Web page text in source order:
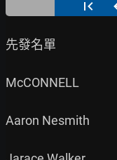
先發名單
McCONNELL
Aaron Nesmith